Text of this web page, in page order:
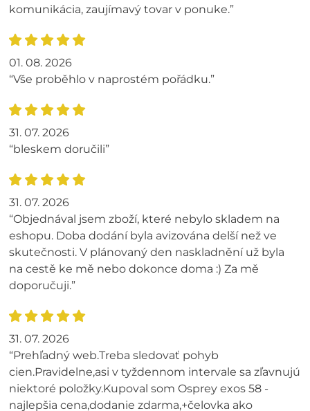
komunikácia, zaujímavý tovar v ponuke.”
01. 08. 2026
“Vše proběhlo v naprostém pořádku.”
31. 07. 2026
“bleskem doručili”
31. 07. 2026
“Objednával jsem zboží, které nebylo skladem na
eshopu. Doba dodání byla avizována delší než ve
skutečnosti. V plánovaný den naskladnění už byla
na cestě ke mě nebo dokonce doma :) Za mě
doporučuji.”
31. 07. 2026
“Prehľadný web.Treba sledovať pohyb
cien.Pravidelne,asi v tyždennom intervale sa zľavnujú
niektoré položky.Kupoval som Osprey exos 58 -
najlepšia cena,dodanie zdarma,+čelovka ako